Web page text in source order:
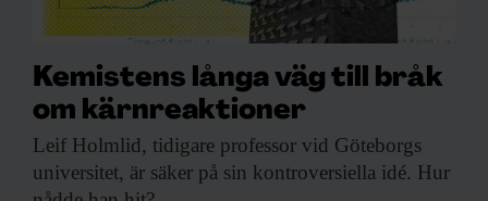
Kemistens långa väg till bråk
om kärnreaktioner
Leif Holmlid, tidigare professor vid Göteborgs
universitet, är säker på sin kontroversiella idé. Hur